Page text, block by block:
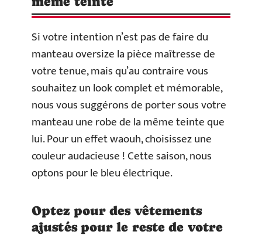
Si votre intention n’est pas de faire du
manteau oversize la pièce maîtresse de
votre tenue, mais qu’au contraire vous
souhaitez un look complet et mémorable,
nous vous suggérons de porter sous votre
manteau une robe de la même teinte que
lui. Pour un effet waouh, choisissez une
couleur audacieuse ! Cette saison, nous
optons pour le bleu électrique.
Optez pour des vêtements
ajustés pour le reste de votre